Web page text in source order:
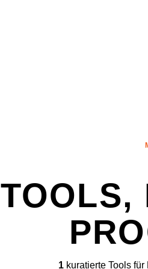
TOOLS,
1kuratierte Tools für